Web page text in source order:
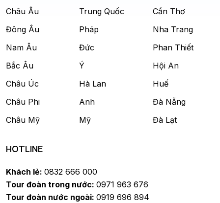
Châu Âu
Đông Âu
Nam Âu
Bắc Âu
Châu Úc
Châu Phi
Châu Mỹ
Trung Quốc
Pháp
Đức
Ý
Hà Lan
Anh
Mỹ
Cần Thơ
Nha Trang
Phan Thiết
Hội An
Huế
Đà Nẵng
Đà Lạt
HOTLINE
Khách lẻ: 0832 666 000
Tour đoàn trong nước: 0971 963 676
Tour đoàn nước ngoài: 0919 696 894